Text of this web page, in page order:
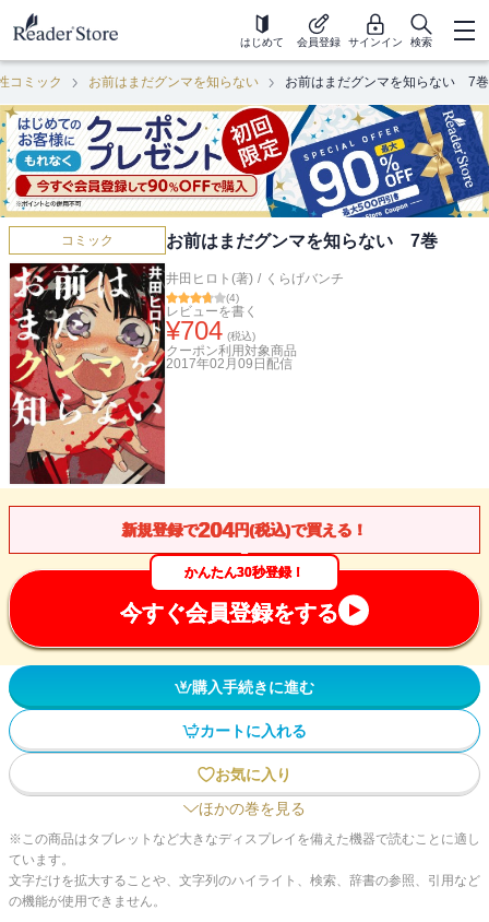
はじめて 会員登録 サインイン 検索
コミック お前はまだグンマを知らない お前はまだグンマを知らない 7巻
コミック お前はまだグンマを知らない 7巻
井田ヒロト(著) / くらげバンチ
(4)
レビューを書く
¥704 (税込)
クーポン利用対象商品
2017年02月09日 配信
新規登録で204円(税込)で買える！
かんたん30秒登録！
今すぐ会員登録をする
購入手続きに進む
カートに入れる
お気に入り
ほかの巻を見る
※この商品はタブレットなど大きなディスプレイを備えた機器で読むことに適し
ています。
文字だけを拡大することや、文字列のハイライト、検索、辞書の参照、引用など
の機能が使用できません。